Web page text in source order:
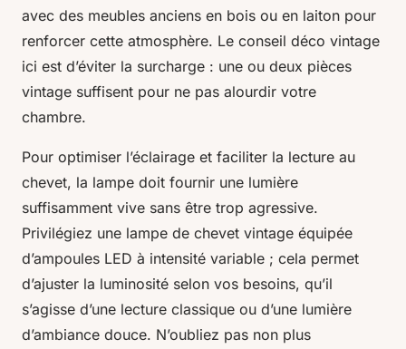
avec des meubles anciens en bois ou en laiton pour
renforcer cette atmosphère. Le conseil déco vintage
ici est d’éviter la surcharge : une ou deux pièces
vintage suffisent pour ne pas alourdir votre
chambre.
Pour optimiser l’éclairage et faciliter la lecture au
chevet, la lampe doit fournir une lumière
suffisamment vive sans être trop agressive.
Privilégiez une lampe de chevet vintage équipée
d’ampoules LED à intensité variable ; cela permet
d’ajuster la luminosité selon vos besoins, qu’il
s’agisse d’une lecture classique ou d’une lumière
d’ambiance douce. N’oubliez pas non plus